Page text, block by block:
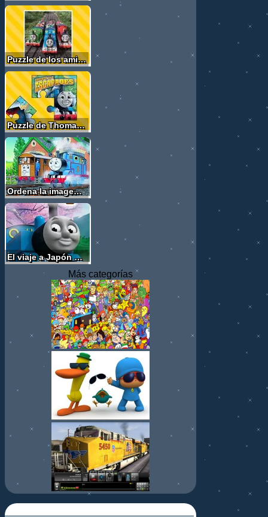
Puzzle de los amigos del tren Thomas - Dificultad fácil
Puzzle de Thomas - Dificultad fácil
Ordena la imagen del tren Thomas
El viaje a Japón de Thomas
Más categorías